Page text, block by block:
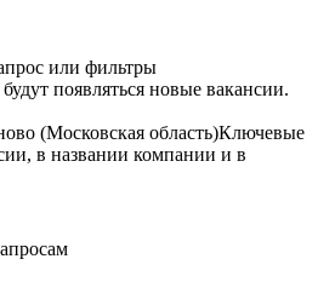
или фильтры
появляться новые вакансии.
(Московская область)Ключевые
в названии компании и в